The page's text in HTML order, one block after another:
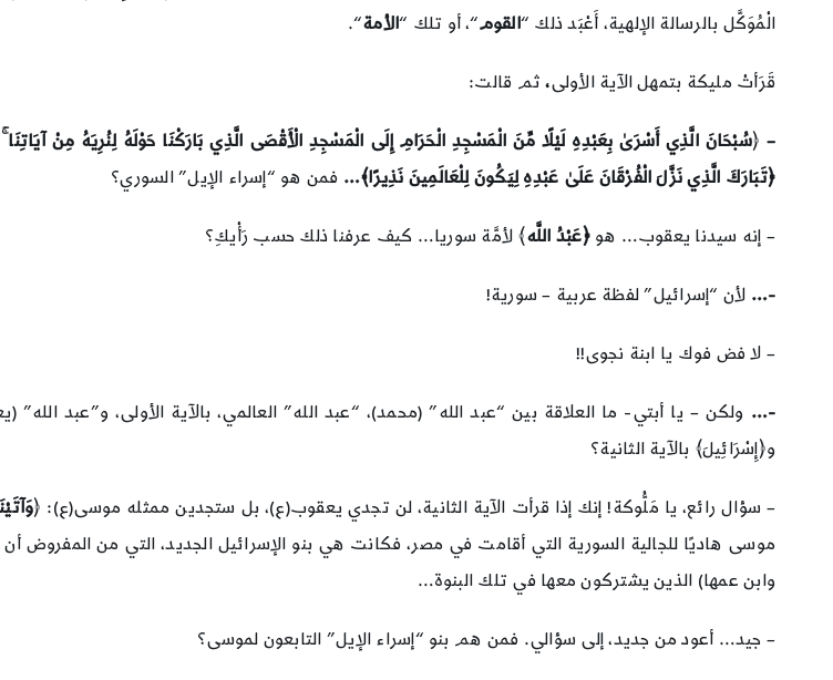
الْمُوَكَّل بالرسالة الإلهية، أَعْبَد ذلك “القوم“، أو تلك “الأمة“.
قَرَأتْ مليكة بتمهل الآية الأولى،ثم قالت:
– ﴿سُبْحَانَ الَّذِي أَسْرَىٰ بِعَبْدِهِ لَيْلًا مِّنَ الْمَسْجِدِ الْحَرَامِ إِلَى الْمَسْجِدِ الْأَقْصَى الَّذِي بَارَكْنَا حَوْلَهُ لِنُرِيَهُ مِنْ آيَاتِنَا
﴿تَبَارَكَ الَّذِي نَزَّلَ الْفُرْقَانَ عَلَىٰ عَبْدِهِ لِيَكُونَ لِلْعَالَمِينَ نَذِيرًا﴾… فمن هو “إسراء الإيل” السوري؟
– إنه سيدنا يعقوب… هو﴿عَبْدُ اللَّه﴾ لأمَّة سوريا… كيف عرفنا ذلك حسب رَأْيكِ؟
-… لأن “إسرائيل” لفظة عربية – سورية!
– لا فض فوك يا ابنة نجوى!!
-… ولكن – يا أبتي- ما العلاقة بين “عبد الله” (محمد)، “عبد الله” العالمي، بالآية الأولى، و”عبد الله”
و﴿إِسْرَائِيلَ﴾ بالآية الثانية؟
– سؤال رائع، يا مَلُّوكة! إنك إذا قرأت الآية الثانية، لن تجدي يعقوب(ع)، بل ستجدين ممثله موسى(ع): ﴿
موسى هاديًا للجالية السورية التي أقامت في مصر، فكانت هي بنو الإسرائيل الجديد، التي من المفروض
وابن عمها) الذين يشتركون معها في تلك البنوة…
– جيد… أعود من جديد، إلى سؤالي. فمن هم بنو “إسراء الإيل” التابعون لموسى؟